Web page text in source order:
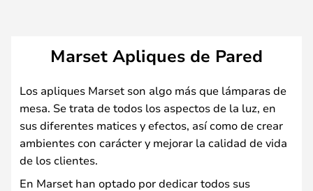
Marset Apliques de Pared
Los apliques Marset son algo más que lámparas de
mesa. Se trata de todos los aspectos de la luz, en
sus diferentes matices y efectos, así como de crear
ambientes con carácter y mejorar la calidad de vida
de los clientes.
En Marset han optado por dedicar todos sus